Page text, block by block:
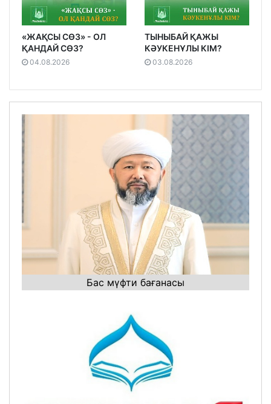
«ЖАҚСЫ СӨЗ» - ОЛ
ҚАНДАЙ СӨЗ?
04.08.2026
ТЫНЫБАЙ ҚАЖЫ
КӘУКЕНҰЛЫ КІМ?
03.08.2026
Бас мүфти бағанасы